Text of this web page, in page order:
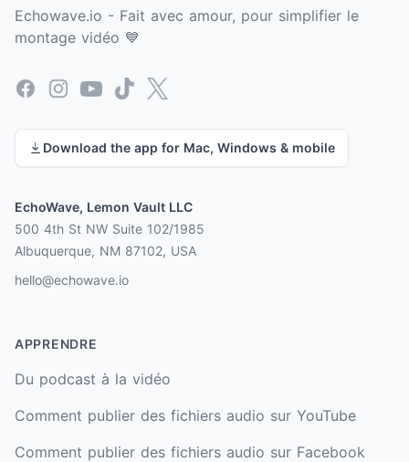
Echowave.io - Fait avec amour, pour simplifier le
montage vidéo 💙
Facebook
InstagramYouTubeTikTok
X
Download the app for Mac, Windows & mobile
EchoWave, Lemon Vault LLC
500 4th St NW Suite 102/1985
Albuquerque, NM 87102, USA
hello@echowave.io
APPRENDRE
Du podcast à la vidéo
Comment publier des fichiers audio sur YouTube
Comment publier des fichiers audio sur Facebook